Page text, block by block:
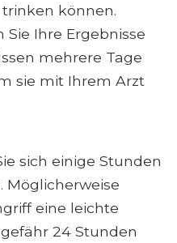
können.
Ihre Ergebnisse
mehrere Tage
sie mit Ihrem Arzt
sich einige Stunden
eine leichte
24 Stunden